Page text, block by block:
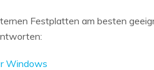
Festplatten am besten
Windows